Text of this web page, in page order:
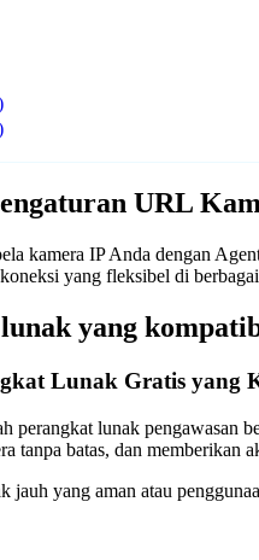
URL
kamera IP Anda dengan
yang fleksibel di
yang
Lunak Gratis yang
perangkat lunak pengawasan
tanpa batas, dan
jauh yang aman atau